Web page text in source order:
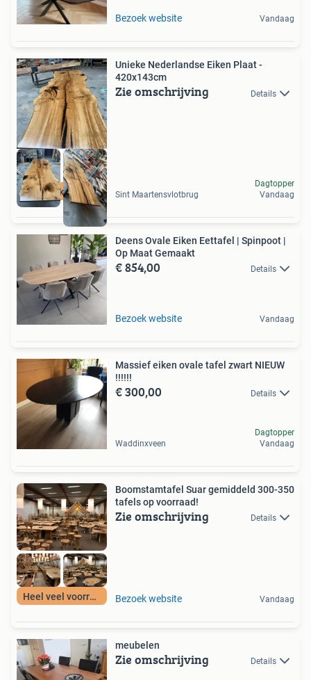
Bezoek website Vandaag
Unieke eik
Unieke Nederlandse Eiken Plaat -
420x143cm
Zie omschrijving Details
Sint Maartensvlotbrug
Dagtopper
Vandaag
Deens Ovale Eiken Eettafel | Spinpoot |
Op Maat Gemaakt
€ 854,00 Details
Bezoek website Vandaag
Massief eiken ovale tafel zwart NIEUW
!!!!!!
€ 300,00 Details
Waddinxveen
Dagtopper
Vandaag
Heel veel voorraad
Boomstamtafel Suar gemiddeld 300-350
tafels op voorraad!
Zie omschrijving Details
Bezoek website Vandaag
meubelen
Zie omschrijving Details